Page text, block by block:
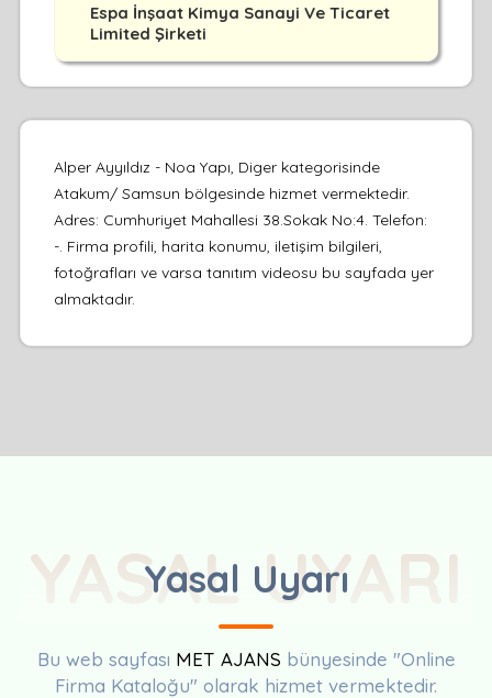
Espa İnşaat Kimya Sanayi Ve Ticaret
Limited Şirketi
Alper Ayyıldız - Noa Yapı, Diger kategorisinde
Atakum/ Samsun bölgesinde hizmet vermektedir.
Adres: Cumhuriyet Mahallesi 38.Sokak No:4. Telefon:
-. Firma profili, harita konumu, iletişim bilgileri,
fotoğrafları ve varsa tanıtım videosu bu sayfada yer
almaktadır.
Yasal Uyarı
YASAL UYARI
Bu web sayfası MET AJANS bünyesinde "Online
Firma Kataloğu" olarak hizmet vermektedir.